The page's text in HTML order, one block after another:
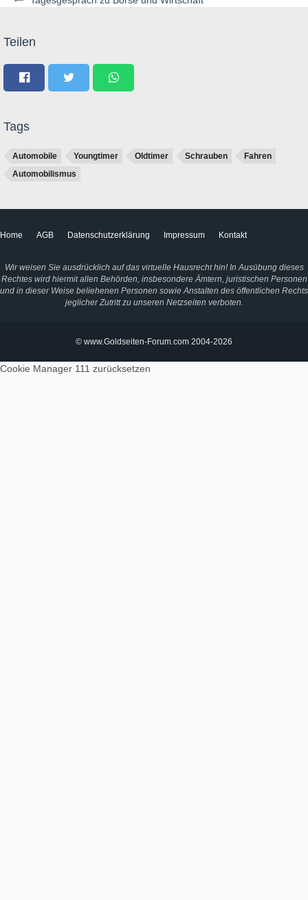
Teilen
Tags
Automobile Youngtimer Oldtimer Schrauben
Fahren
Automobilismus
Home AGB Datenschutzerklärung Impressum Kontakt
Wir weisen Sie ausdrücklich auf das virtuelle Hausrecht hin! In Ausübung dieses
Rechtes wird hiermit allen Behörden, insbesondere Ämtern, juristischen Personen
und in dieser Weise beliehenen Personen sowie Anstalten des öffentlichen Rechts
jeglicher Zutritt zu unseren Netzseiten verboten.
© www.Goldseiten-Forum.com 2004-2026
Cookie Manager 111 zurücksetzen